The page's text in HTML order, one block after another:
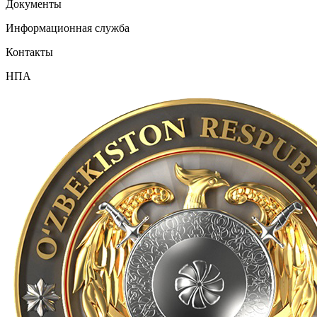
Документы
Информационная служба
Контакты
НПА